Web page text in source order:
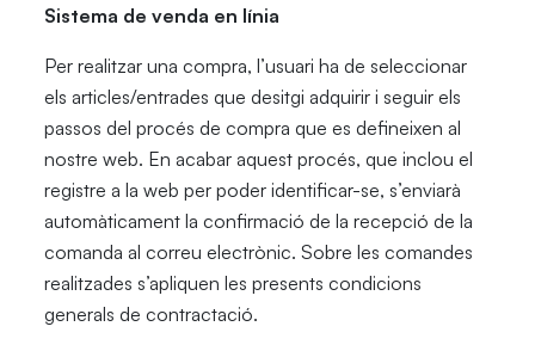
Sistema de venda en línia
Per realitzar una compra, l’usuari ha de seleccionar
els articles/entrades que desitgi adquirir i seguir els
passos del procés de compra que es defineixen al
nostre web. En acabar aquest procés, que inclou el
registre a la web per poder identificar-se, s’enviarà
automàticament la confirmació de la recepció de la
comanda al correu electrònic. Sobre les comandes
realitzades s’apliquen les presents condicions
generals de contractació.